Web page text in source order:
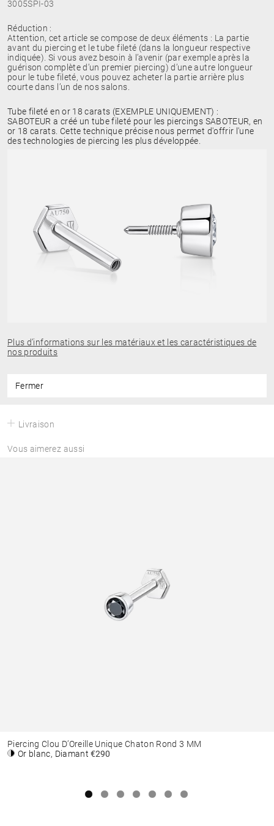
3005SPI-03
Réduction :
Attention, cet article se compose de deux éléments : La partie
avant du piercing et le tube fileté (dans la longueur respective
indiquée). Si vous avez besoin à l’avenir (par exemple après la
guérison complète d’un premier piercing) d’une autre longueur
pour le tube fileté, vous pouvez acheter la partie arrière plus
courte dans l’un de nos salons.
Tube fileté en or 18 carats (EXEMPLE UNIQUEMENT) :
SABOTEUR a créé un tube fileté pour les piercings SABOTEUR, en
or 18 carats. Cette technique précise nous permet d'offrir l'une
des technologies de piercing les plus développée.
Plus d’informations sur les matériaux et les caractéristiques de
nos produits
Fermer
Livraison
Vous aimerez aussi
Piercing Clou D’Oreille Unique Chaton Rond 3 MM
Or blanc, Diamant€290